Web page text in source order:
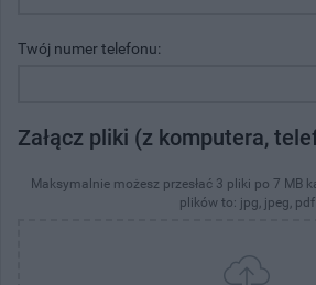
Twój numer telefonu:
Załącz pliki (z komputera,
Maksymalnie możesz przesłać 3 pliki po 7 MB
plików to: jpg, jpeg, pdf